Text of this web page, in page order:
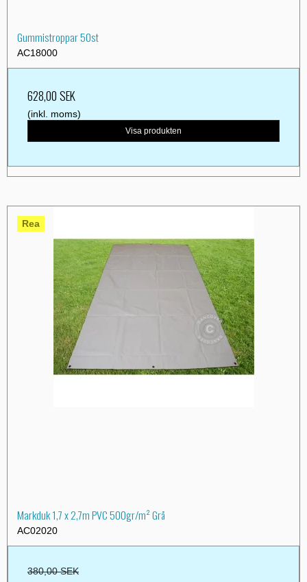
Gummistroppar 50st
AC18000
628,00 SEK
(inkl. moms)
Visa produkten
Rea
Markduk 1,7 x 2,7m PVC 500gr/m² Grå
AC02020
380,00 SEK